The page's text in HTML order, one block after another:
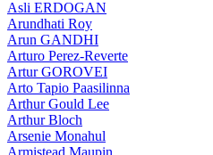
Asli ERDOGAN
Arundhati Roy
Arun GANDHI
Arturo Perez-Reverte
Artur GOROVEI
Arto Tapio Paasilinna
Arthur Gould Lee
Arthur Bloch
Arsenie Monahul
Armistead Maupin